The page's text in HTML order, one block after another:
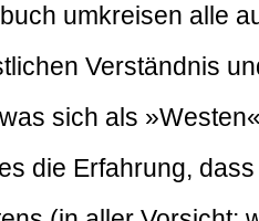
umkreisen alle
Verständnis
sich als
die Erfahrung,